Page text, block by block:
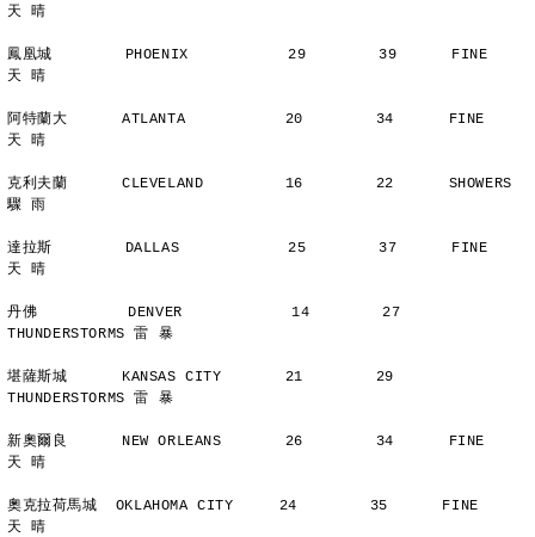
天 晴
鳳凰城        PHOENIX           29        39      FINE
天 晴
阿特蘭大      ATLANTA           20        34      FINE
天 晴
克利夫蘭      CLEVELAND         16        22      SHOWERS
驟 雨
達拉斯        DALLAS            25        37      FINE
天 晴
丹佛          DENVER            14        27
THUNDERSTORMS 雷 暴
堪薩斯城      KANSAS CITY       21        29
THUNDERSTORMS 雷 暴
新奧爾良      NEW ORLEANS       26        34      FINE
天 晴
奧克拉荷馬城  OKLAHOMA CITY     24        35      FINE
天 晴